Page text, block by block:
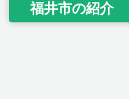
福井市の紹介